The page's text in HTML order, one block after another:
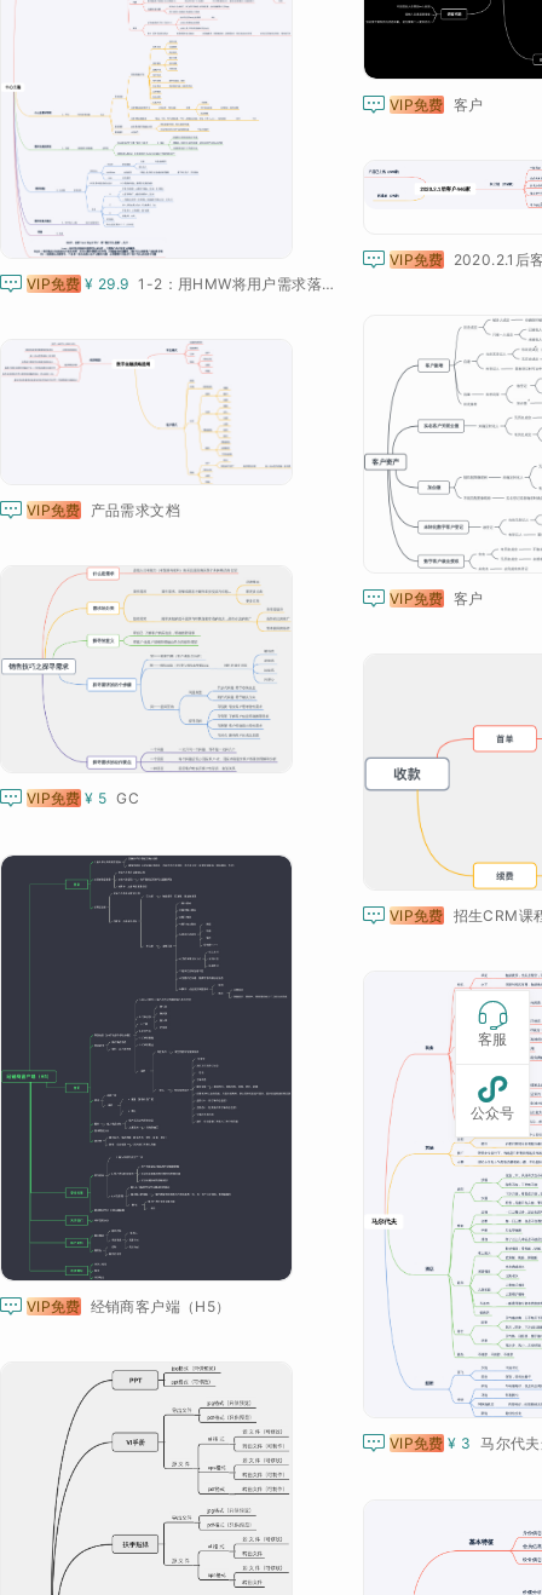
 VIP免费 ¥ 29.9 1-2：用HMW将用户需求落地成产品方案
 VIP免费 客户
 VIP免费 2020.2.1后
 VIP免费 客户
 VIP免费 产品需求文档
 VIP免费 ¥ 5 GC
 VIP免费 招生CRM课
 VIP免费 经销商客户端（H5）
 VIP免费 ¥ 3 马尔代

客服

公众号